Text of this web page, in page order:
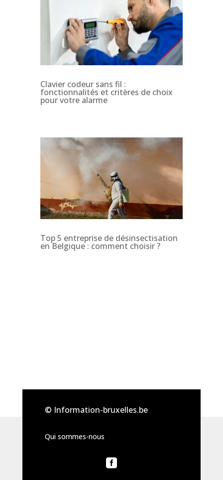
Clavier codeur sans fil :
fonctionnalités et critères de choix
pour votre alarme
Top 5 entreprise de désinsectisation
en Belgique : comment choisir ?
© Information-bruxelles.be
Qui sommes-nous
